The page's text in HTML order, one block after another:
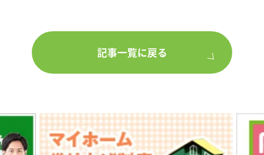
記事一覧に戻る